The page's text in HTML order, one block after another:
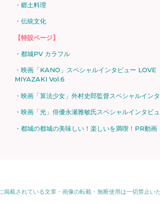
郷土料理
伝統文化
【特設ページ】
都城PV カラフル
映画「KANO」スペシャルインタビュー LOVE
MIYAZAKI Vol.6
映画「算法少女」外村史郎監督スペシャルイン
映画「光」俳優永瀬雅敏氏スペシャルインタビ
都城の都城の美味しい！楽しいを満喫！PR動画
載されている文章・画像の転載・無断使用は一切禁止いた